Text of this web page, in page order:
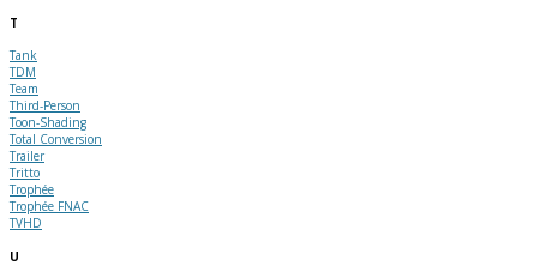
T
Tank
TDM
Team
Third-Person
Toon-Shading
Total Conversion
Trailer
Tritto
Trophée
Trophée FNAC
TVHD
U